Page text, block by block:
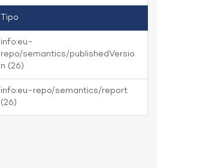
Tipo
info:eu-
repo/semantics/publishedVersio
n (26)
info:eu-repo/semantics/report
(26)